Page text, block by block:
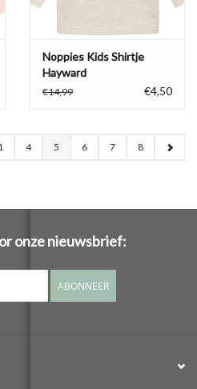
Noppies Kids Shirtje
Hayward
€14,99 €4,50
4 5 6 7 8
onze nieuwsbrief:
ABONNEER